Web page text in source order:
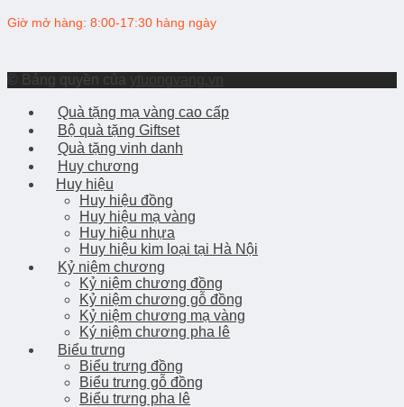
Giờ mở hàng: 8:00-17:30 hàng ngày
© Bảng quyền của ytuongvang.vn
Quà tặng mạ vàng cao cấp
Bộ quà tặng Giftset
Quà tặng vinh danh
Huy chương
Huy hiệu
Huy hiệu đồng
Huy hiệu mạ vàng
Huy hiệu nhựa
Huy hiệu kim loại tại Hà Nội
Kỷ niệm chương
Kỷ niệm chương đồng
Kỷ niệm chương gỗ đồng
Kỷ niệm chương mạ vàng
Ký niệm chương pha lê
Biểu trưng
Biểu trưng đồng
Biểu trưng gỗ đồng
Biểu trưng pha lê